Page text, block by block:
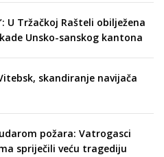
U Tržačkoj Rašteli obilježena
Unsko-sanskog kantona
skandiranje navijača
požara: Vatrogasci
spriječili veću tragediju